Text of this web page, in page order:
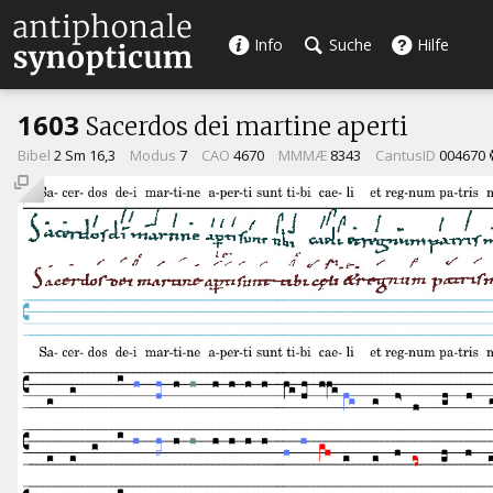
Info Suche Hilfe
1603 Sacerdos dei martine aperti
Bibel 2 Sm 16,3 Modus 7 CAO 4670 MMMÆ 8343 CantusID 004670